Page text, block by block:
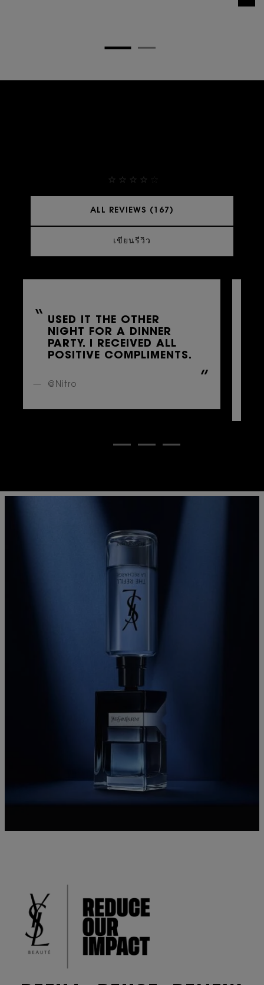
ALL REVIEWS (167)
เขียนรีวิว
USED IT THE OTHER
NIGHT FOR A DINNER
PARTY. I RECEIVED ALL
POSITIVE COMPLIMENTS.
@Nitro